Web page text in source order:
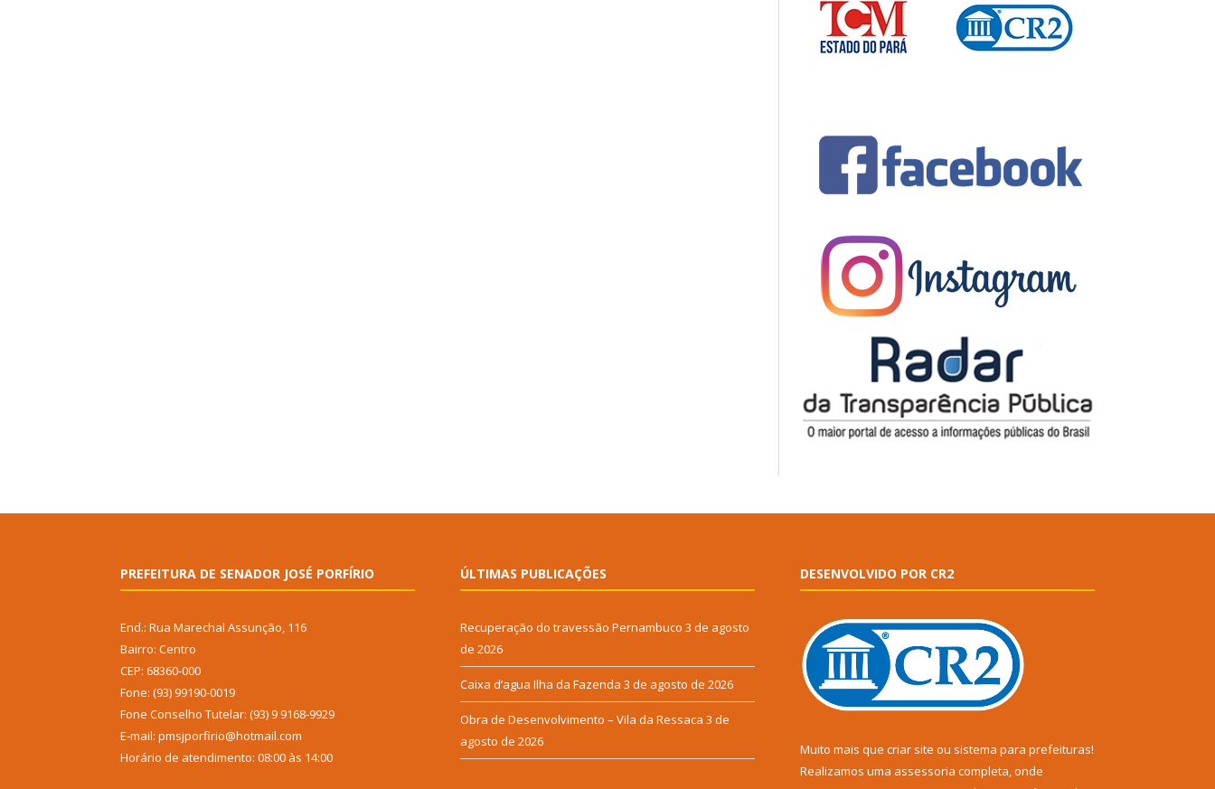
PREFEITURA DE SENADOR JOSÉ PORFÍRIO
End.: Rua Marechal Assunção, 116
Bairro: Centro
CEP: 68360-000
Fone: (93) 99190-0019
Fone Conselho Tutelar: (93) 9 9168-9929
E-mail: pmsjporfirio@hotmail.com
Horário de atendimento: 08:00 às 14:00
ÚLTIMAS PUBLICAÇÕES
Recuperação do travessão Pernambuco 3 de agosto
de 2026
Caixa d’agua Ilha da Fazenda 3 de agosto de 2026
Obra de Desenvolvimento – Vila da Ressaca 3 de
agosto de 2026
DESENVOLVIDO POR CR2
Muito mais que criar site ou sistema para prefeituras!
Realizamos uma assessoria completa, onde